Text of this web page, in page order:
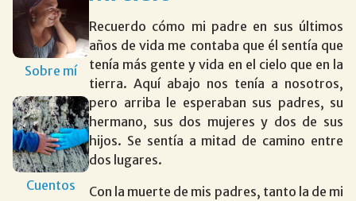
Sobre mí
Cuentos
Recuerdo cómo mi padre en sus últimos
años de vida me contaba que él sentía que
tenía más gente y vida en el cielo que en la
tierra. Aquí abajo nos tenía a nosotros,
pero arriba le esperaban sus padres, su
hermano, sus dos mujeres y dos de sus
hijos. Se sentía a mitad de camino entre
dos lugares.
Con la muerte de mis padres, tanto la de mi